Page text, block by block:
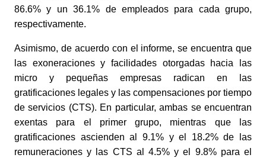
86.6% y un 36.1% de empleados para cada grupo,
respectivamente.
Asimismo, de acuerdo con el informe, se encuentra que
las exoneraciones y facilidades otorgadas hacia las
micro y pequeñas empresas radican en las
gratificaciones legales y las compensaciones por tiempo
de servicios (CTS). En particular, ambas se encuentran
exentas para el primer grupo, mientras que las
gratificaciones ascienden al 9.1% y el 18.2% de las
remuneraciones y las CTS al 4.5% y el 9.8% para el